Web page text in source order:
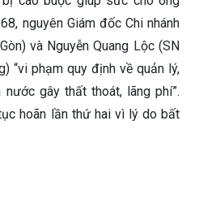
xử sơ thẩm với ông Nguyễn
Bí thư TX Bến Cát, tỉnh
bị cáo buộc giúp sức cho ông
nguyên Giám đốc Chi nhánh
và Nguyễn Quang Lộc (SN
“vi phạm quy định về quản lý,
gây thất thoát, lãng phí”.